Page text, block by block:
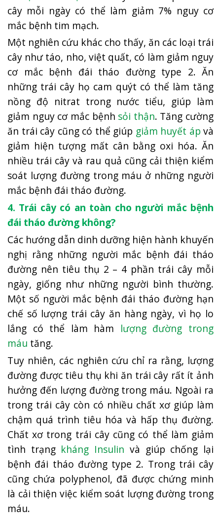
cây mỗi ngày có thể làm giảm 7% nguy cơ
mắc bệnh tim mạch.
Một nghiên cứu khác cho thấy, ăn các loại trái
cây như táo, nho, việt quất, có làm giảm nguy
cơ mắc bệnh đái tháo đường type 2. Ăn
những trái cây họ cam quýt có thể làm tăng
nồng độ nitrat trong nước tiểu, giúp làm
giảm nguy cơ mắc bệnh sỏi thận. Tăng cường
ăn trái cây cũng có thể giúp giảm huyết áp và
giảm hiện tượng mất cân bằng oxi hóa. Ăn
nhiều trái cây và rau quả cũng cải thiện kiểm
soát lượng đường trong máu ở những người
mắc bệnh đái tháo đường.
4. Trái cây có an toàn cho người mắc bệnh
đái tháo đường không?
Các hướng dẫn dinh dưỡng hiện hành khuyến
nghị rằng những người mắc bệnh đái tháo
đường nên tiêu thụ 2 – 4 phần trái cây mỗi
ngày, giống như những người bình thường.
Một số người mắc bệnh đái tháo đường hạn
chế số lượng trái cây ăn hàng ngày, vì họ lo
lắng có thể làm hàm lượng đường trong
máu tăng.
Tuy nhiên, các nghiên cứu chỉ ra rằng, lượng
đường được tiêu thụ khi ăn trái cây rất ít ảnh
hưởng đến lượng đường trong máu. Ngoài ra
trong trái cây còn có nhiều chất xơ giúp làm
chậm quá trình tiêu hóa và hấp thụ đường.
Chất xơ trong trái cây cũng có thể làm giảm
tình trạng kháng Insulin và giúp chống lại
bệnh đái tháo đường type 2. Trong trái cây
cũng chứa polyphenol, đã được chứng minh
là cải thiện việc kiểm soát lượng đường trong
máu.